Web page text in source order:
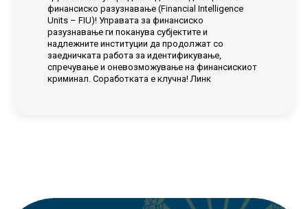
финансиско разузнавање (Financial Intelligence
Units – FIU)! Управата за финансиско
разузнавање ги поканува субјектите и
надлежните институции да продолжат со
заедничката работа за идентификување,
спречување и оневозможување на финансискиот
криминал. Соработката е клучна! Линк